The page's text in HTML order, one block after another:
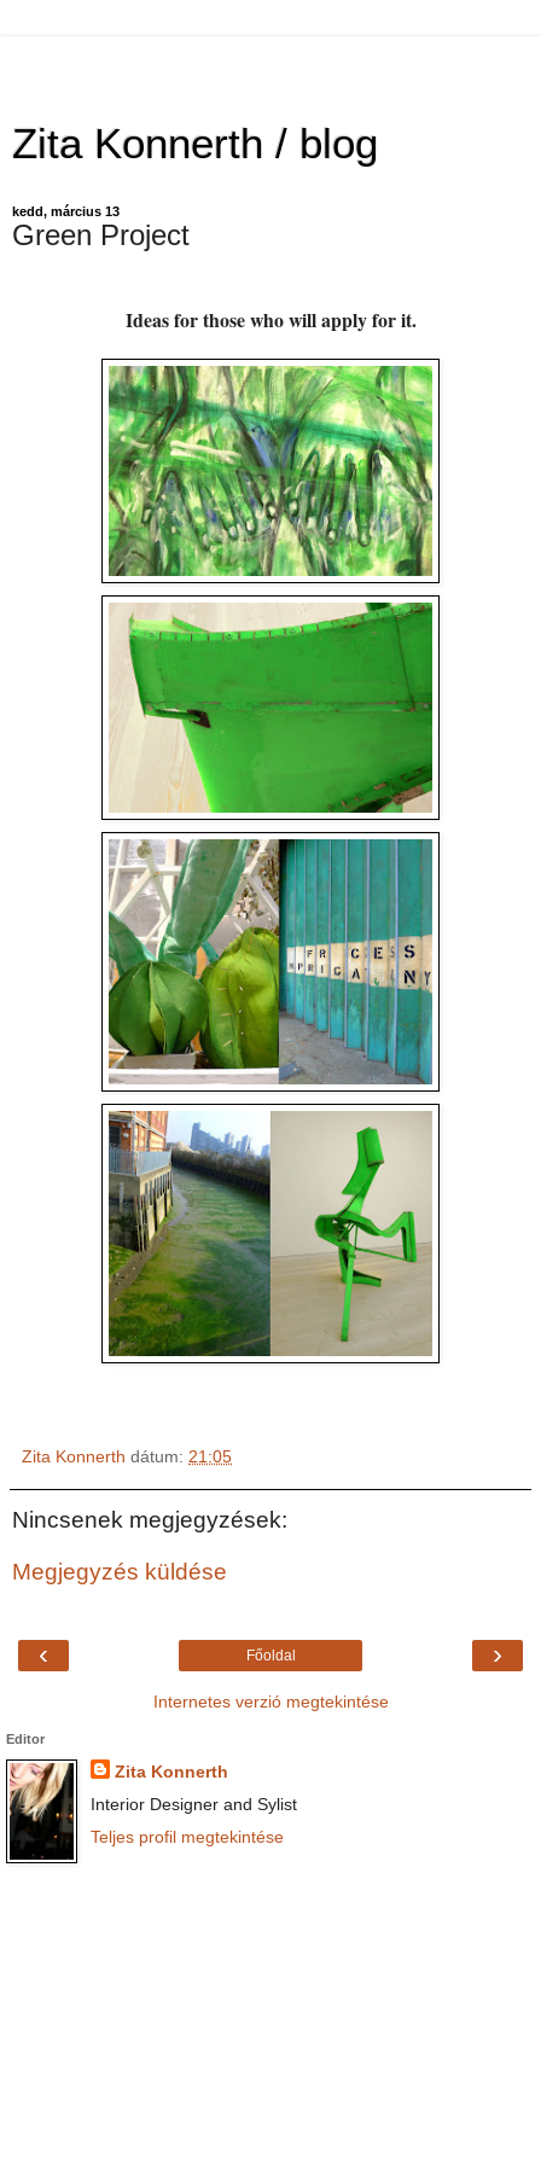
Zita Konnerth / blog
kedd, március 13
Green Project
Ideas for those who will apply for it.
Zita Konnerth dátum: 21:05
Nincsenek megjegyzések:
Megjegyzés küldése
‹ ›
Főoldal
Internetes verzió megtekintése
Editor
Zita Konnerth
Interior Designer and Sylist
Teljes profil megtekintése